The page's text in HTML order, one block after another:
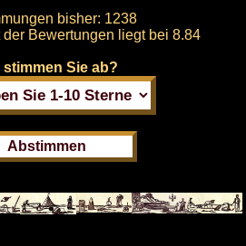
bisher: 1238
Bewertungen liegt bei 8.84
stimmen Sie ab?